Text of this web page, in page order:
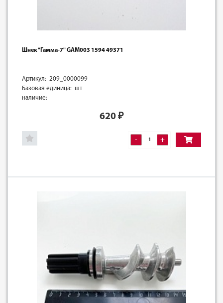
Шнек "Гамма-7" GAM003 1594 49371
Артикул: 209_0000099
Базовая единица: шт
наличие:
620 ₽
- +